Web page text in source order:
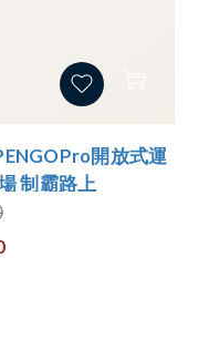
開放式運
制霸路上